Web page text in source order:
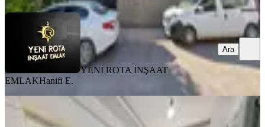
YENİ ROTA İNŞAAT
EMLAKHanifi E.
Ara
Yeni Rota'dan Piazza Civarı Eşyalı